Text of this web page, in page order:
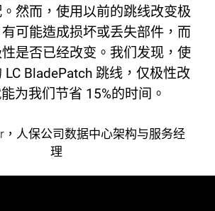
然而，使用以前的跳线改变极
可能造成损坏或丢失部件，而
是否已经改变。我们发现，使
LC BladePatch 跳线，仅极性改
为我们节省 15%的时间。
，人保公司数据中心架构与服务经
理